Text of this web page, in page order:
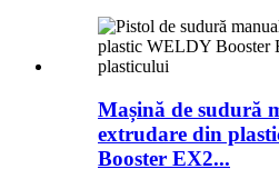
Mașină de sudură
extrudare din
Booster EX2...